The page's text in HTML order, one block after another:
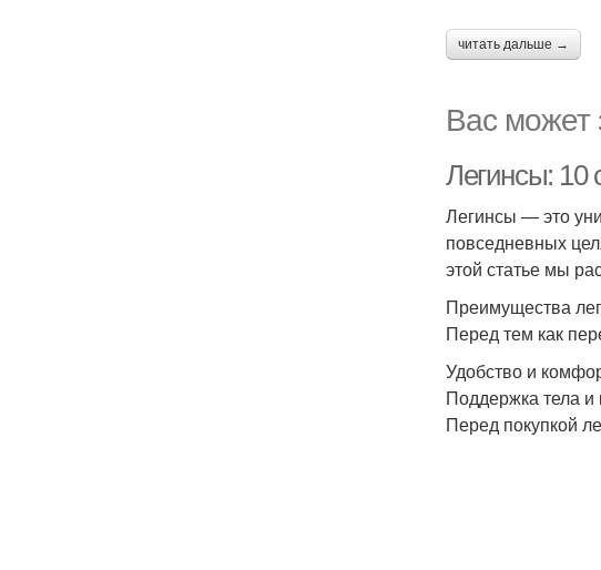
читать дальше →
Вас может
Легинсы: 10
Легинсы — это
повседневных
этой статье мы
Преимущества
Перед тем как
Удобство и
Поддержка тела
Перед покупкой